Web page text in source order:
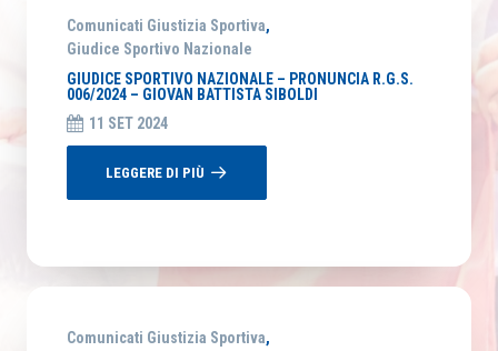
Comunicati Giustizia Sportiva,
Giudice Sportivo Nazionale
GIUDICE SPORTIVO NAZIONALE – PRONUNCIA R.G.S.
006/2024 – GIOVAN BATTISTA SIBOLDI
11 SET 2024
LEGGERE DI PIÙ
Comunicati Giustizia Sportiva,